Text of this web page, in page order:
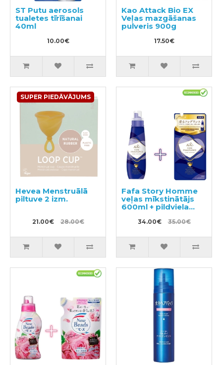
ST Putu aerosols
tualetes tīrīšanai
40ml
10.00€
Kao Attack Bio EX
Veļas mazgāšanas
pulveris 900g
17.50€
SUPER PIEDĀVĀJUMS
Hevea Menstruālā
piltuve 2 izm.
21.00€ 28.00€
Fafa Story Homme
veļas mīkstinātājs
600ml + pildviela
34.00€ 35.00€